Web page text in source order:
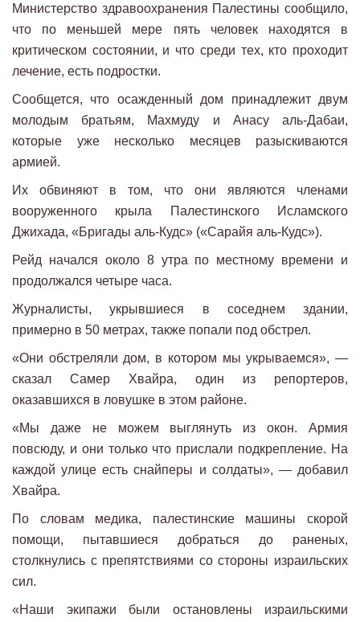
Министерство здравоохранения Палестины сообщило,
что по меньшей мере пять человек находятся в
критическом состоянии, и что среди тех, кто проходит
лечение, есть подростки.
Сообщется, что осажденный дом принадлежит двум
молодым братьям, Махмуду и Анасу аль-Дабаи,
которые уже несколько месяцев разыскиваются
армией.
Их обвиняют в том, что они являются членами
вооруженного крыла Палестинского Исламского
Джихада, «Бригады аль-Кудс» («Сарайя аль-Кудс»).
Рейд начался около 8 утра по местному времени и
продолжался четыре часа.
Журналисты, укрывшиеся в соседнем здании,
примерно в 50 метрах, также попали под обстрел.
«Они обстреляли дом, в котором мы укрываемся», —
сказал Самер Хвайра, один из репортеров,
оказавшихся в ловушке в этом районе.
«Мы даже не можем выглянуть из окон. Армия
повсюду, и они только что прислали подкрепление. На
каждой улице есть снайперы и солдаты», — добавил
Хвайра.
По словам медика, палестинские машины скорой
помощи, пытавшиеся добраться до раненых,
столкнулись с препятствиями со стороны израильских
сил.
«Наши экипажи были остановлены израильскими